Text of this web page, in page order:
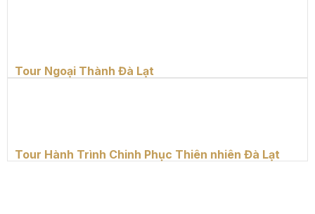
Tour Ngoại Thành Đà Lạt
Tour Hành Trình Chinh Phục Thiên nhiên Đà Lạt